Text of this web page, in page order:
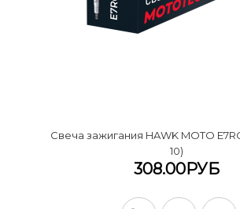
Cвеча зажигания HAWK MOTO
10)
308.00РУБ